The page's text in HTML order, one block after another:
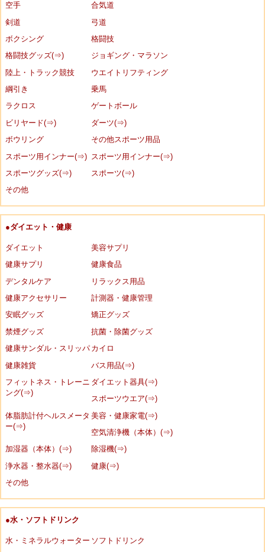
空手
合気道
剣道
弓道
ボクシング
格闘技
格闘技グッズ(⇒)
ジョギング・マラソン
陸上・トラック競技
ウエイトリフティング
綱引き
乗馬
ラクロス
ゲートボール
ビリヤード(⇒)
ダーツ(⇒)
ボウリング
その他スポーツ用品
スポーツ用インナー(⇒)
スポーツ用インナー(⇒)
スポーツグッズ(⇒)
スポーツ(⇒)
その他
●ダイエット・健康
ダイエット
美容サプリ
健康サプリ
健康食品
デンタルケア
リラックス用品
健康アクセサリー
計測器・健康管理
安眠グッズ
矯正グッズ
禁煙グッズ
抗菌・除菌グッズ
健康サンダル・スリッパ カイロ
健康雑貨
バス用品(⇒)
フィットネス・トレーニ
ング(⇒)
ダイエット器具(⇒)
スポーツウエア(⇒)
体脂肪計付ヘルスメータ
ー(⇒)
美容・健康家電(⇒)
空気清浄機（本体）(⇒)
加湿器（本体）(⇒)
除湿機(⇒)
浄水器・整水器(⇒)
健康(⇒)
その他
●水・ソフトドリンク
水・ミネラルウォーター ソフトドリンク